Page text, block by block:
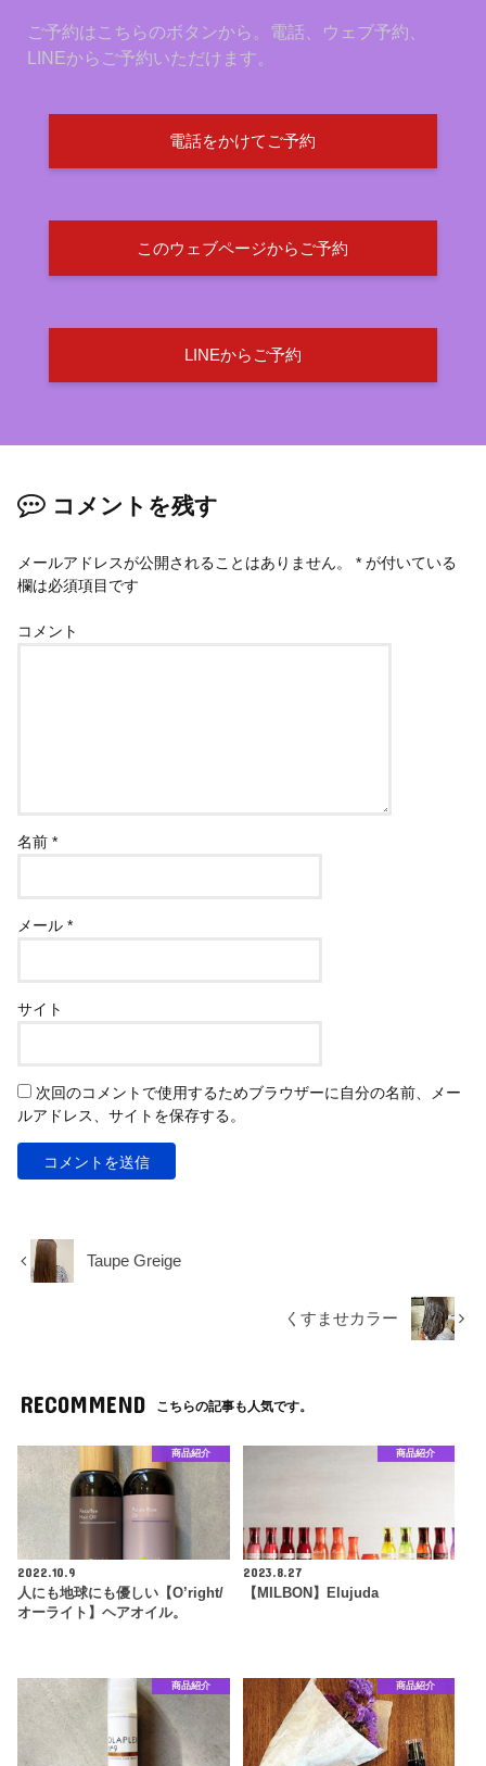
ご予約はこちらのボタンから。電話、ウェブ予約、
LINEからご予約いただけます。
電話をかけてご予約
このウェブページからご予約
LINEからご予約
コメントを残す
メールアドレスが公開されることはありません。 * が付いている
欄は必須項目です
コメント
名前*
メール*
サイト
次回のコメントで使用するためブラウザーに自分の名前、メー
ルアドレス、サイトを保存する。
Taupe Greige
くすませカラー
RECOMMEND こちらの記事も人気です。
商品紹介
2022.10.9
人にも地球にも優しい【O’right/
オーライト】ヘアオイル。
商品紹介
2023.8.27
【MILBON】Elujuda
商品紹介 商品紹介